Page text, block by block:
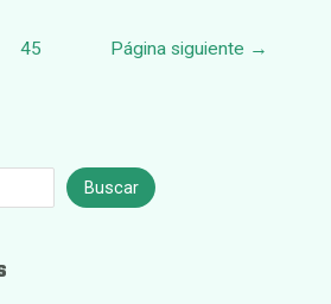
45 Página siguiente →
Buscar